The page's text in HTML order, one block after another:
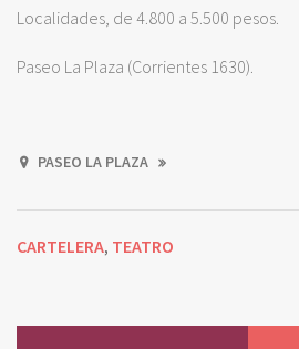
Localidades, de 4.800 a 5.500 pesos.
Paseo La Plaza (Corrientes 1630).
PASEO LA PLAZA
CARTELERA, TEATRO